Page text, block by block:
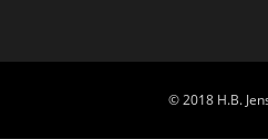
© 2018 H.B.